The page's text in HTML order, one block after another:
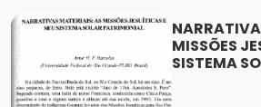
MISSÕES
SISTEMA